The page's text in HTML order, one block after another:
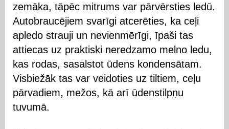
zemāka, tāpēc mitrums var pārvērsties ledū.
Autobraucējiem svarīgi atcerēties, ka ceļi
apledo strauji un nevienmērīgi, īpaši tas
attiecas uz praktiski neredzamo melno ledu,
kas rodas, sasalstot ūdens kondensātam.
Visbiežāk tas var veidoties uz tiltiem, ceļu
pārvadiem, mežos, kā arī ūdenstilpņu
tuvumā.